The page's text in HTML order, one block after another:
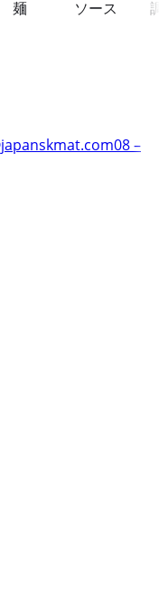
麺 ソース
08 –